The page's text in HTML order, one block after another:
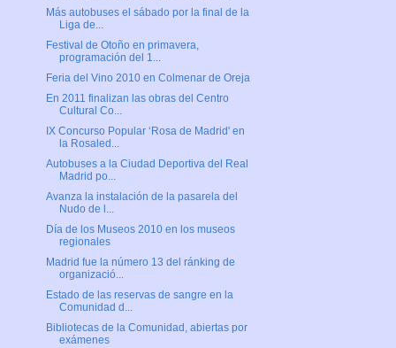
Más autobuses el sábado por la final de la
Liga de...
Festival de Otoño en primavera,
programación del 1...
Feria del Vino 2010 en Colmenar de Oreja
En 2011 finalizan las obras del Centro
Cultural Co...
IX Concurso Popular ‘Rosa de Madrid' en
la Rosaled...
Autobuses a la Ciudad Deportiva del Real
Madrid po...
Avanza la instalación de la pasarela del
Nudo de l...
Día de los Museos 2010 en los museos
regionales
Madrid fue la número 13 del ránking de
organizació...
Estado de las reservas de sangre en la
Comunidad d...
Bibliotecas de la Comunidad, abiertas por
exámenes